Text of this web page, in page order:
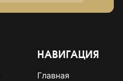
НАВИГАЦИЯ
Главная